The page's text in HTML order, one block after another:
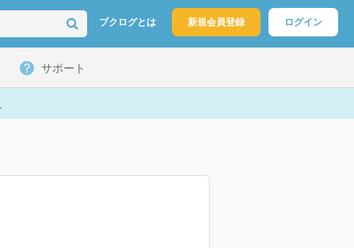
ブクログとは 新規会員登録 ログイン
サポート